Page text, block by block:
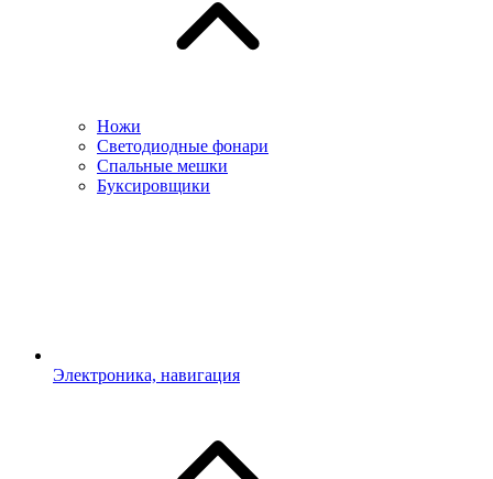
Ножи
Светодиодные фонари
Спальные мешки
Буксировщики
Электроника, навигация